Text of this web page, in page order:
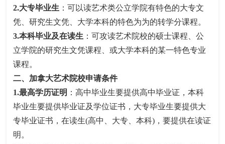
2.大专毕业生 ：可以读艺术类公立学院有特色的大专文
凭、研究生文凭、大学本科的特色为为的转学分课程。
3.本科毕业及在读生 ：可攻读艺术院校的硕士课程、公
立学院的研究生文凭课程、或大学本科的某一特色专业
课程。
二、加拿大艺术院校申请条件
1.最高学历证明 ：高中毕业生要提供高中毕业证，本科
毕业生要提供毕业证及学位证书，大专毕业生要提供大
专毕业证书，在读生(高中、大专、本科)，要提供在读证
明。